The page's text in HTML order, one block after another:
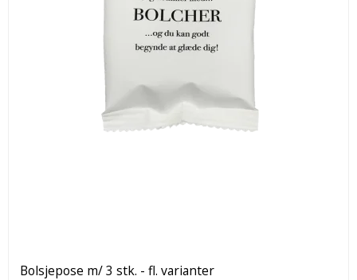
Bolsjepose m/ 3 stk. - fl. varianter